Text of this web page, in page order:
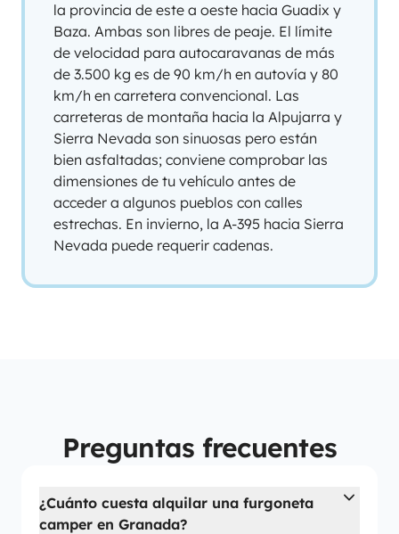
la provincia de este a oeste hacia Guadix y
Baza. Ambas son libres de peaje. El límite
de velocidad para autocaravanas de más
de 3.500 kg es de 90 km/h en autovía y 80
km/h en carretera convencional. Las
carreteras de montaña hacia la Alpujarra y
Sierra Nevada son sinuosas pero están
bien asfaltadas; conviene comprobar las
dimensiones de tu vehículo antes de
acceder a algunos pueblos con calles
estrechas. En invierno, la A-395 hacia Sierra
Nevada puede requerir cadenas.
Preguntas frecuentes
¿Cuánto cuesta alquilar una furgoneta
camper en Granada?